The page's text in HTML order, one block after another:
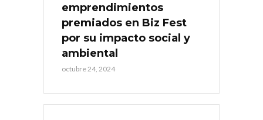
emprendimientos
premiados en Biz Fest
por su impacto social y
ambiental
octubre 24, 2024